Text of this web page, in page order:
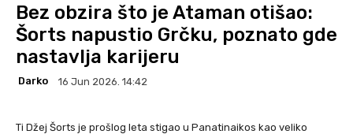
Bez obzira što je Ataman otišao:
Šorts napustio Grčku, poznato gde
nastavlja karijeru
Darko 16 Jun 2026. 14:42
Ti Džej Šorts je prošlog leta stigao u Panatinaikos kao veliko